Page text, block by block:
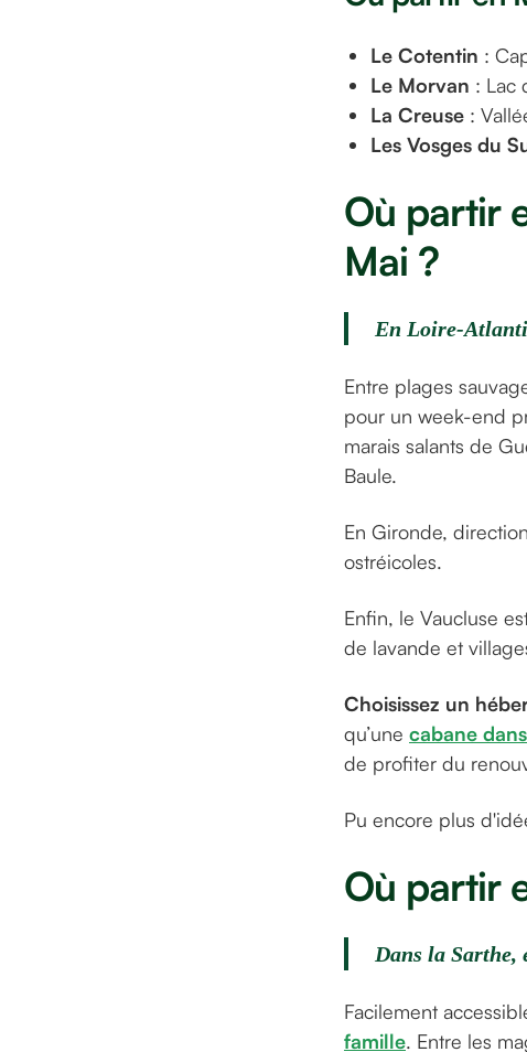
Le Cotentin :
Le Morvan : Lac
La Creuse :
Les Vosges du
Où partir
Mai ?
En Loire-
Entre plages
pour un week-end
marais salants de
Baule.
En Gironde,
ostréicoles.
Enfin, le Vaucluse
de lavande et
Choisissez un
qu’une cabane
de profiter du
Pu encore plus
Où partir
Dans la Sarthe,
Facilement
famille. Entre les